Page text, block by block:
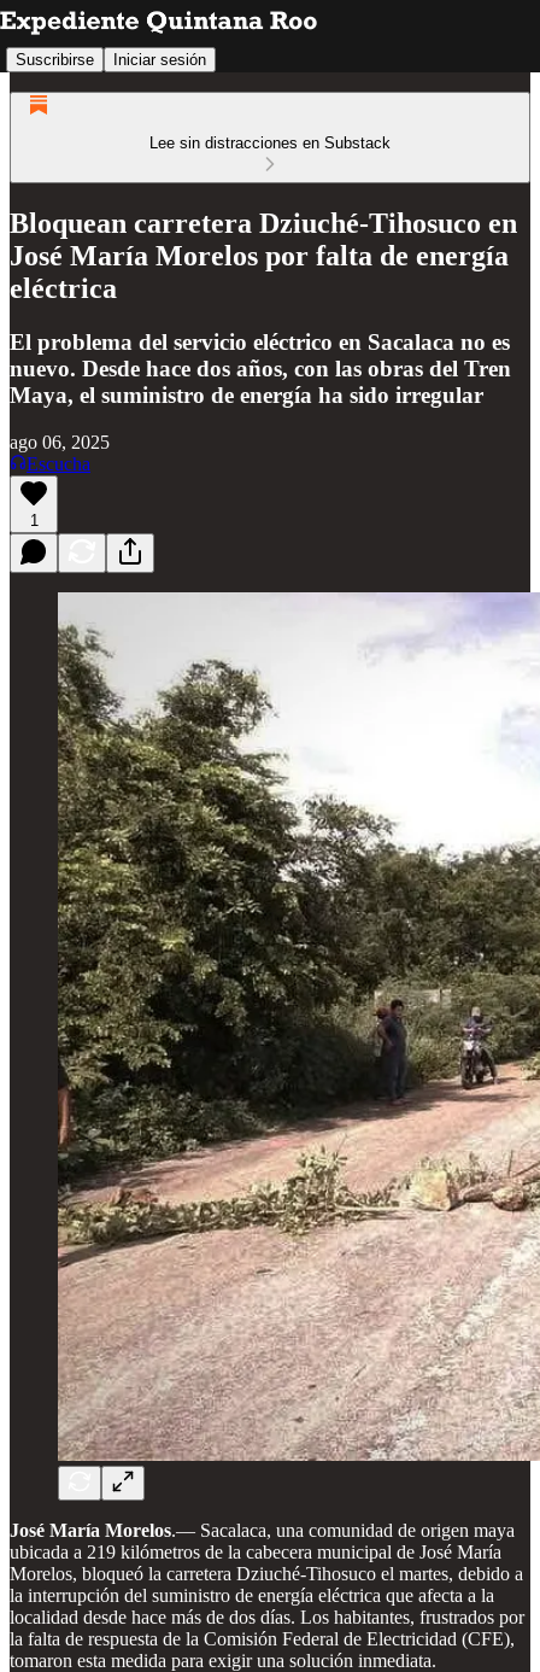
Suscribirse Iniciar sesión
Lee sin distracciones en Substack
Bloquean carretera Dziuché-Tihosuco en
José María Morelos por falta de energía
eléctrica
El problema del servicio eléctrico en Sacalaca no es
nuevo. Desde hace dos años, con las obras del Tren
Maya, el suministro de energía ha sido irregular
ago 06, 2025
Escucha
1
José María Morelos.— Sacalaca, una comunidad de origen maya
ubicada a 219 kilómetros de la cabecera municipal de José María
Morelos, bloqueó la carretera Dziuché-Tihosuco el martes, debido a
la interrupción del suministro de energía eléctrica que afecta a la
localidad desde hace más de dos días. Los habitantes, frustrados por
la falta de respuesta de la Comisión Federal de Electricidad (CFE),
tomaron esta medida para exigir una solución inmediata.